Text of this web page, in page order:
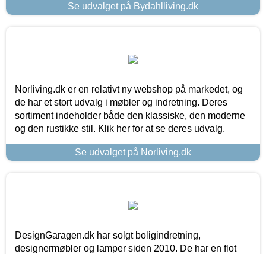
Se udvalget på Bydahlliving.dk
Norliving.dk er en relativt ny webshop på markedet, og
de har et stort udvalg i møbler og indretning. Deres
sortiment indeholder både den klassiske, den moderne
og den rustikke stil. Klik her for at se deres udvalg.
Se udvalget på Norliving.dk
DesignGaragen.dk har solgt boligindretning,
designermøbler og lamper siden 2010. De har en flot